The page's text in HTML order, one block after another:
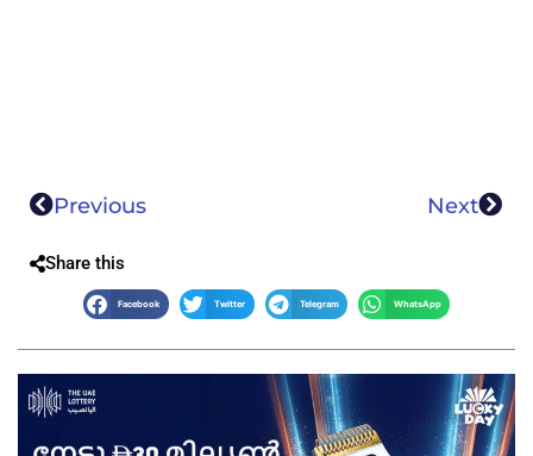
Previous Next
Share this
Facebook Twitter Telegram WhatsApp